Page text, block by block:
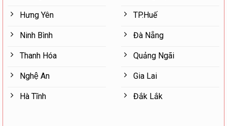
Hưng Yên
Ninh Bình
Thanh Hóa
Nghệ An
Hà Tĩnh
TP.Huế
Đà Nẵng
Quảng Ngãi
Gia Lai
Đắk Lắk